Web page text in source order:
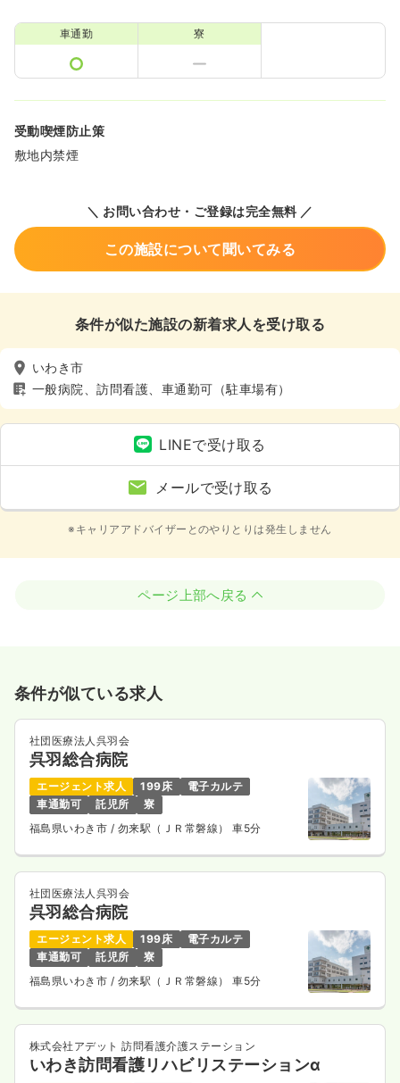
車通勤 寮
受動喫煙防止策
敷地内禁煙
＼ お問い合わせ・ご登録は完全無料 ／
この施設について聞いてみる
条件が似た施設の新着求人を受け取る
いわき市
一般病院、訪問看護、車通勤可（駐車場有）
LINEで受け取る
メールで受け取る
※キャリアアドバイザーとのやりとりは発生しません
ページ上部へ戻る
条件が似ている求人
社団医療法人呉羽会
呉羽総合病院
エージェント求人 199床
電子カルテ
車通勤可
託児所
寮
福島県いわき市 / 勿来駅（ＪＲ常磐線） 車5分
社団医療法人呉羽会
呉羽総合病院
エージェント求人 199床
電子カルテ
車通勤可
託児所
寮
福島県いわき市 / 勿来駅（ＪＲ常磐線） 車5分
株式会社アデット 訪問看護介護ステーション
いわき訪問看護リハビリステーションα